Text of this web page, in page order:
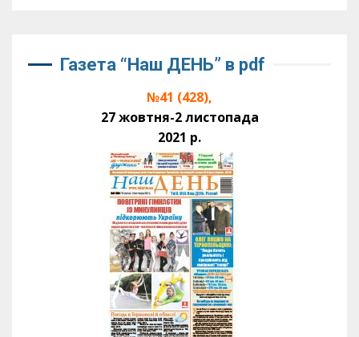
Газета “Наш ДЕНЬ” в pdf
№41 (428),
27 жовтня-2 листопада
2021 р.